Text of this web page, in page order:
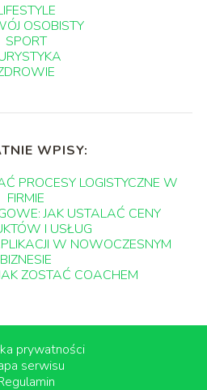
OSOBISTY
SPORT
WPISY:
PROCESY LOGISTYCZNE W
FIRMIE
JAK USTALAĆ CENY
I USŁUG
W NOWOCZESNYM
BIZNESIE
ZOSTAĆ COACHEM
prywatności
serwisu